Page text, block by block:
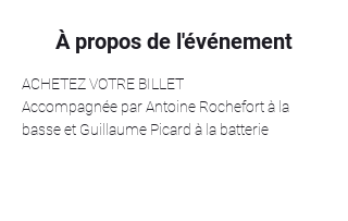
À propos de l'événement
ACHETEZ VOTRE BILLET
Accompagnée par Antoine Rochefort à la
basse et Guillaume Picard à la batterie